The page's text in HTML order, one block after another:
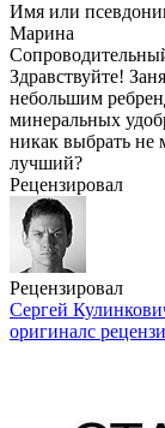
Имя или
Марина
Здравствуйте!
небольшим
минеральных
никак выбрать не
лучший?
Рецензировал
Рецензировал
Сергей
оригиналс